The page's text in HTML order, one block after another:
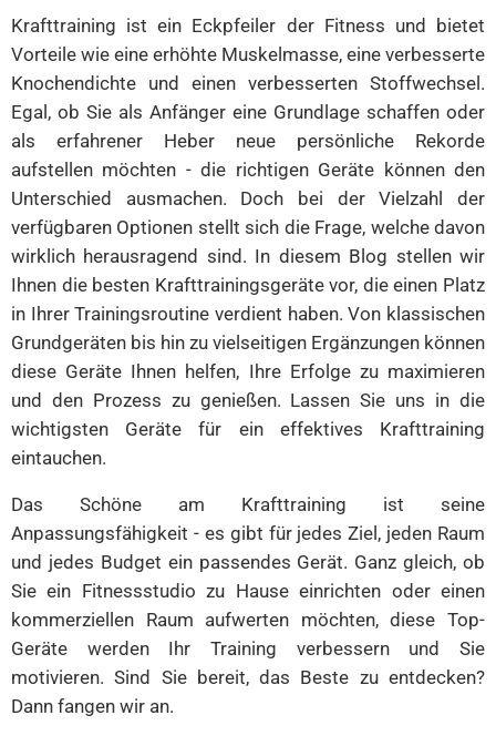
FAQ über Krafttrainingsgeräte
Welches Tool ist am besten für Anfänger geeignet?
Brauche ich alle diese Tools?
Wie bewahre ich Krafttrainingsgeräte auf?
Sind diese Werkzeuge auch für kleine Räume geeignet?
Sind Sie bereit, Ihre Marke mit individuellen
Stoßstangenschildern aufzuwerten?
Krafttraining ist ein Eckpfeiler der Fitness und bietet
Vorteile wie eine erhöhte Muskelmasse, eine verbesserte
Knochendichte und einen verbesserten Stoffwechsel.
Egal, ob Sie als Anfänger eine Grundlage schaffen oder
als erfahrener Heber neue persönliche Rekorde
aufstellen möchten - die richtigen Geräte können den
Unterschied ausmachen. Doch bei der Vielzahl der
verfügbaren Optionen stellt sich die Frage, welche davon
wirklich herausragend sind. In diesem Blog stellen wir
Ihnen die besten Krafttrainingsgeräte vor, die einen Platz
in Ihrer Trainingsroutine verdient haben. Von klassischen
Grundgeräten bis hin zu vielseitigen Ergänzungen können
diese Geräte Ihnen helfen, Ihre Erfolge zu maximieren
und den Prozess zu genießen. Lassen Sie uns in die
wichtigsten Geräte für ein effektives Krafttraining
eintauchen.
Das Schöne am Krafttraining ist seine
Anpassungsfähigkeit - es gibt für jedes Ziel, jeden Raum
und jedes Budget ein passendes Gerät. Ganz gleich, ob
Sie ein Fitnessstudio zu Hause einrichten oder einen
kommerziellen Raum aufwerten möchten, diese Top-
Geräte werden Ihr Training verbessern und Sie
motivieren. Sind Sie bereit, das Beste zu entdecken?
Dann fangen wir an.